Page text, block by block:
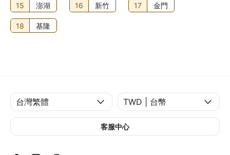
15 澎湖 16 新竹 17 金門
18 基隆
客服中心